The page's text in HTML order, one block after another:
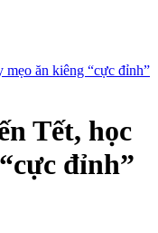
mẹo ăn kiêng “cực đỉnh”
Tết, học
đỉnh”